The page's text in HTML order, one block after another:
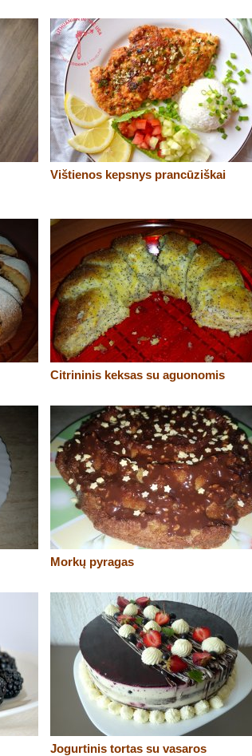
Vištienos kepsnys prancūziškai
Citrininis keksas su aguonomis
Morkų pyragas
Jogurtinis tortas su vasaros